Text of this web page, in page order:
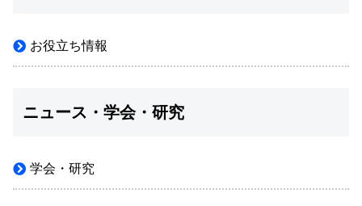
お役立ち情報
ニュース・学会・研究
学会・研究